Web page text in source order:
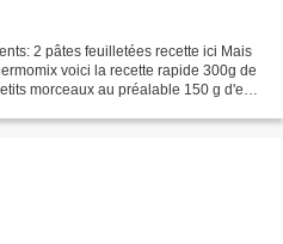
2 pâtes feuilletées recette ici Mais
voici la recette rapide 300g de
morceaux au préalable 150 g d'eau